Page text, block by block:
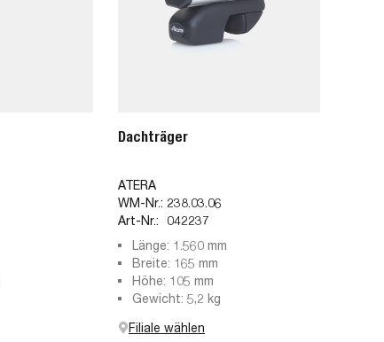
Dachträger
ATERA
WM-Nr.: 238.03.06
Art-Nr.:
042237
Länge: 1.560 mm
Breite: 165 mm
Höhe: 105 mm
Gewicht: 5,2 kg
Filiale wählen